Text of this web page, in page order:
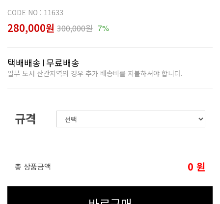
CODE NO : 11633
280,000원 300,000원 7%
택배배송 무료배송
일부 도서 산간지역의 경우 추가 배송비를 지불하셔야 합니다.
규격
총 상품금액 0 원